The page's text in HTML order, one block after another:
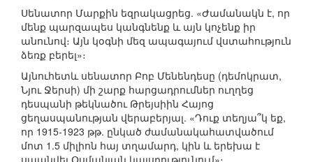
Սենատոր Մարքին եզրակացրեց. «Ժամանակն է, որ
մենք պարզապես կանգնենք և այն կոչենք իր
անունով։ Այն կօգնի մեզ ապագայում վստահություն
ձեռք բերել»։
Այնուհետև սենատոր Բոբ Մենենդեսը (դեմոկրատ,
Նյու Ջերսի) մի շարք հարցադրումներ ուղղեց
դեսպանի թեկնածու Թրեյսիին Հայոց
ցեղասպանության վերաբերյալ. «Դուք տեղյա՞կ եք,
որ 1915-1923 թթ. ընկած ժամանակահատվածում
մոտ 1.5 միլիոն հայ տղամարդ, կին և երեխա է